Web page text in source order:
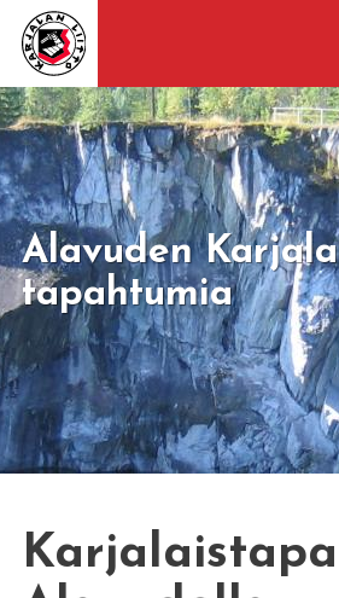
Alavuden
tapahtumia